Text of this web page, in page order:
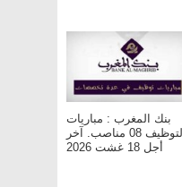
بنك المغرب : مباريات
لتوظيف 08 مناصب. آخر
أجل 18 غشت 2026